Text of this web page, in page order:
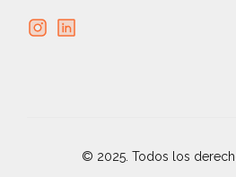
© 2025. Todos los